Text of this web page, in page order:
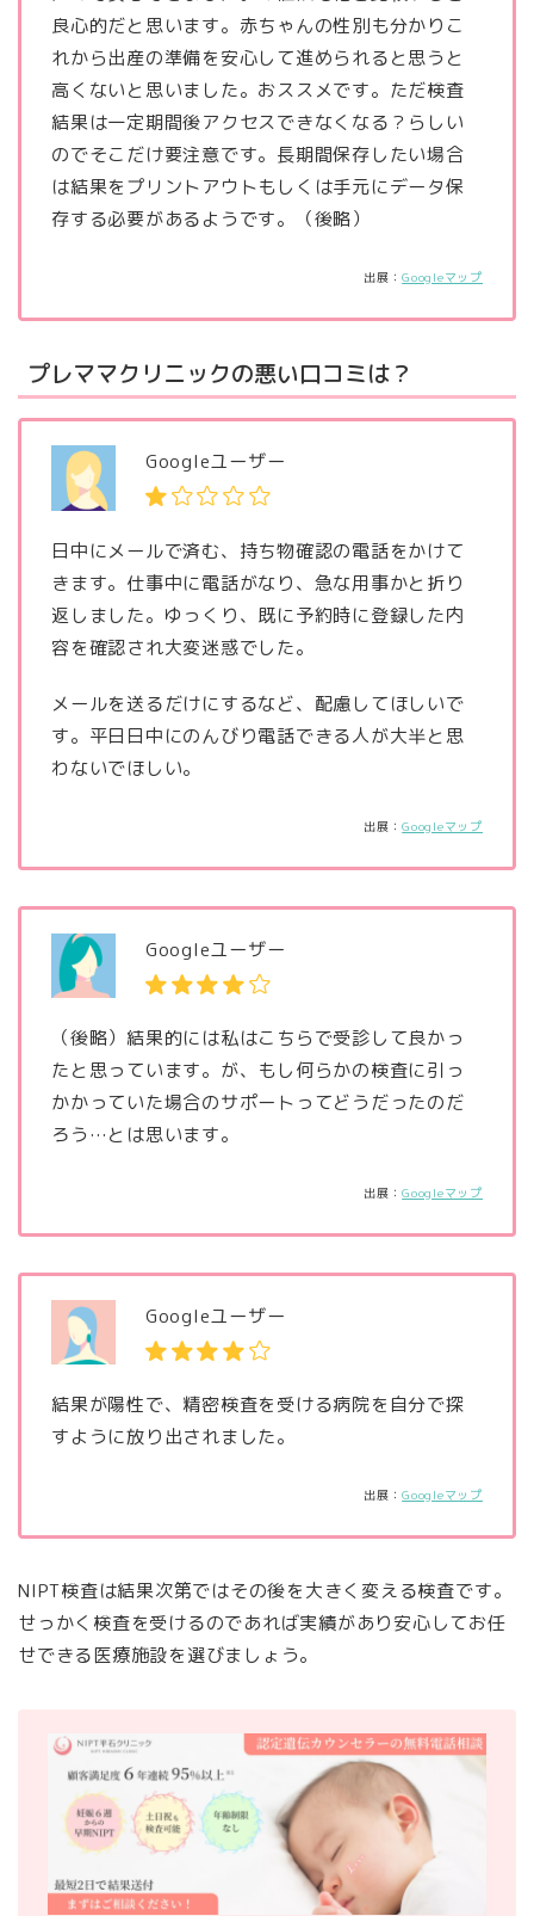
良心的だと思います。赤ちゃんの性別も分かりこ
れから出産の準備を安心して進められると思うと
高くないと思いました。おススメです。ただ検査
結果は一定期間後アクセスできなくなる？らしい
のでそこだけ要注意です。長期間保存したい場合
は結果をプリントアウトもしくは手元にデータ保
存する必要があるようです。（後略）
出展：Googleマップ
プレママクリニックの悪い口コミは？
Googleユーザー
日中にメールで済む、持ち物確認の電話をかけて
きます。仕事中に電話がなり、急な用事かと折り
返しました。ゆっくり、既に予約時に登録した内
容を確認され大変迷惑でした。
メールを送るだけにするなど、配慮してほしいで
す。平日日中にのんびり電話できる人が大半と思
わないでほしい。
出展：Googleマップ
Googleユーザー
（後略）結果的には私はこちらで受診して良かっ
たと思っています。が、もし何らかの検査に引っ
かかっていた場合のサポートってどうだったのだ
ろう…とは思います。
出展：Googleマップ
Googleユーザー
結果が陽性で、精密検査を受ける病院を自分で探
すように放り出されました。
出展：Googleマップ
NIPT検査は結果次第ではその後を大きく変える検査です。
せっかく検査を受けるのであれば実績があり安心してお任
せできる医療施設を選びましょう。